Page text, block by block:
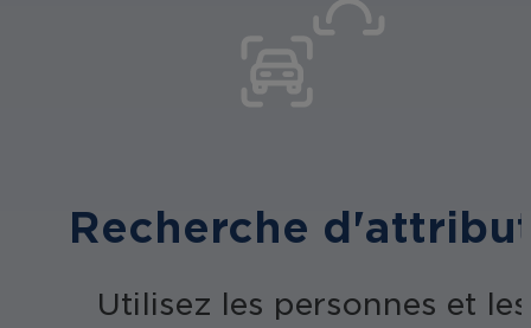
Recherche
Utilisez les personnes et les